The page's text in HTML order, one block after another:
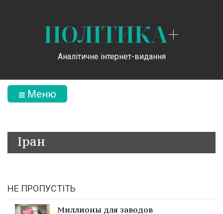
ПОЛІТИКА+
Аналітичне інтернет-видання
Меню
Іран
НЕ ПРОПУСТІТЬ
Миллионы для заводов